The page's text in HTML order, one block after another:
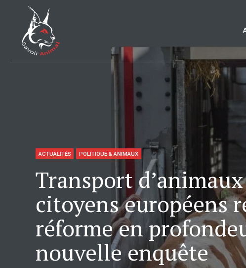
ACTUALITÉS POLITIQUE & ANIMAUX
Transport
citoyens européens
réforme en
nouvelle enquête